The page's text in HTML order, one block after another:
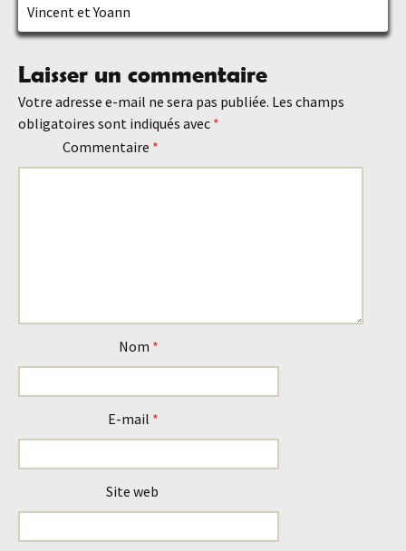
Vincent et Yoann
Laisser un commentaire
Votre adresse e-mail ne sera pas publiée. Les champs
obligatoires sont indiqués avec *
Commentaire *
Nom *
E-mail *
Site web